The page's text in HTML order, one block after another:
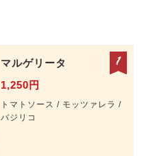
マルゲリータ
1,250円
トマトソース / モッツァレラ /
バジリコ